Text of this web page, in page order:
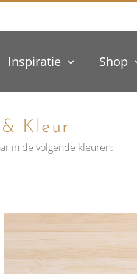
Inspiratie Shop
Kleur
in de volgende kleuren: